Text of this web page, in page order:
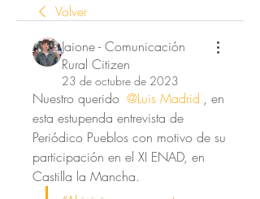
Volver
Jaione - Comunicación
Rural Citizen
23 de octubre de 2023
Nuestro querido @Luis Madrid , en
esta estupenda entrevista de
Periódico Pueblos con motivo de su
participación en el XI ENAD, en
Castilla la Mancha.